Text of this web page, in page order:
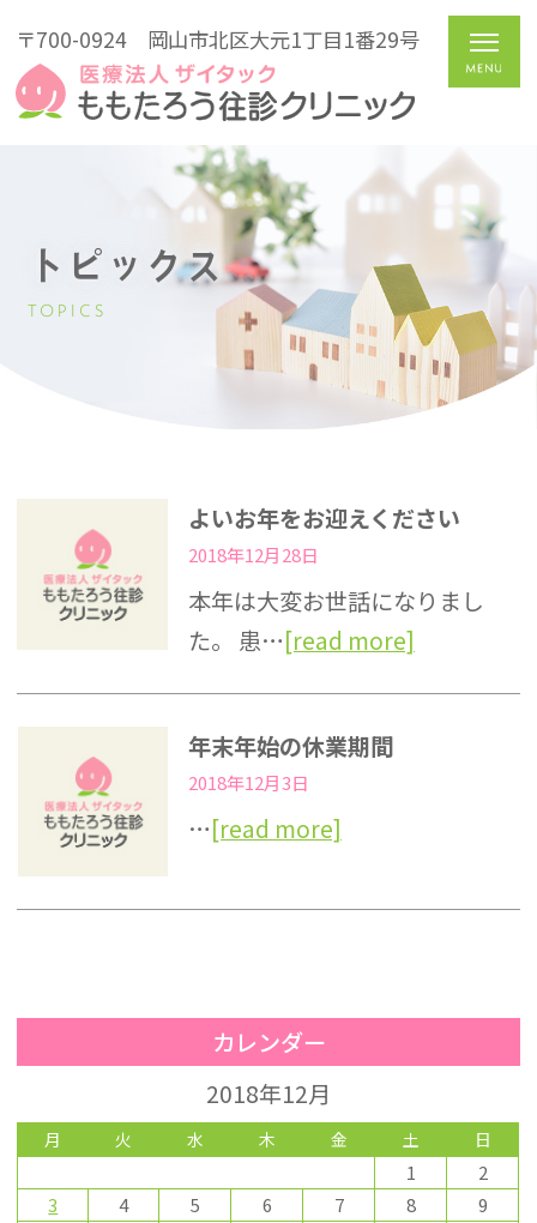
〒700-0924 岡山市北区大元1丁目1番29号
トピックス
TOPICS
よいお年をお迎えください
2018年12月28日
本年は大変お世話になりまし
た。 患…[read more]
年末年始の休業期間
2018年12月3日
…[read more]
カレンダー
2018年12月
月 火 水 木 金 土 日
1
2
3
4 5 6 7 8
9